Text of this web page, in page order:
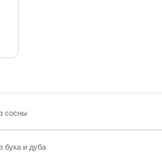
сосны
бука и дуба